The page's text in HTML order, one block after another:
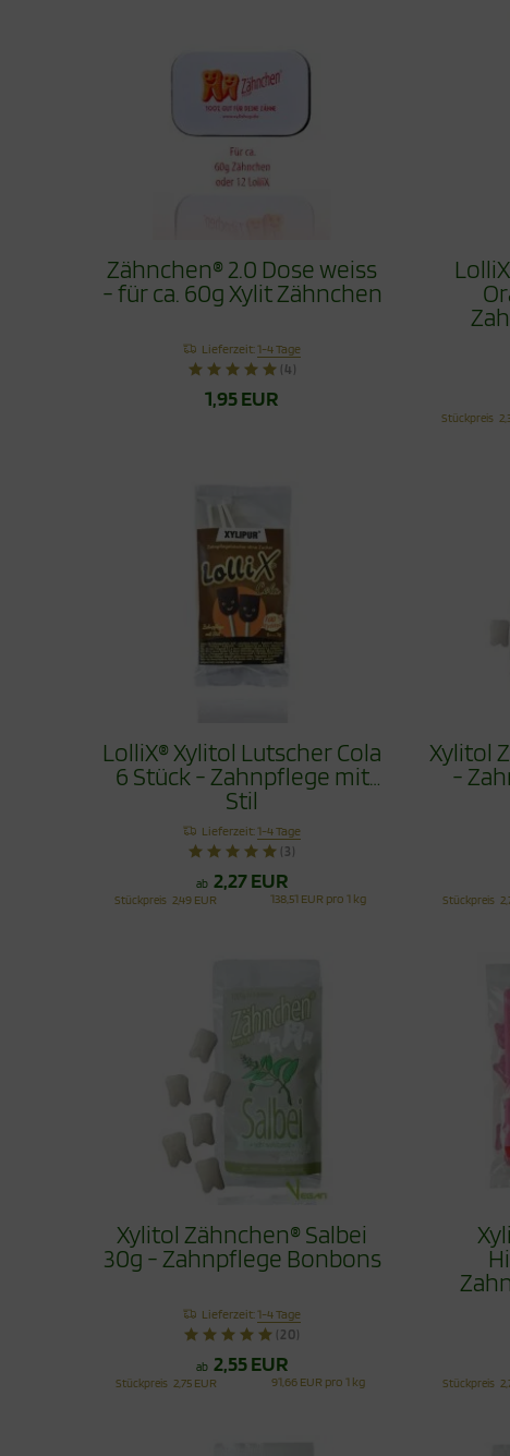
Zähnchen® 2.0 Dose weiss
- für ca. 60g Xylit Zähnchen
Lieferzeit:1-4 Tage
(4)
1,95 EUR
Stückpreis
LolliX® Xylitol Lutscher Cola
6 Stück - Zahnpflege mit
Stil
Lieferzeit:1-4 Tage
(3)
ab 2,27 EUR
Stückpreis 2,49 EUR 138,51 EUR pro 1 kg
Xylitol
-
Stückpreis
Xylitol Zähnchen® Salbei
30g - Zahnpflege Bonbons
Lieferzeit:1-4 Tage
(20)
ab 2,55 EUR
Stückpreis 2,75 EUR 91,66 EUR pro 1 kg Stückpreis